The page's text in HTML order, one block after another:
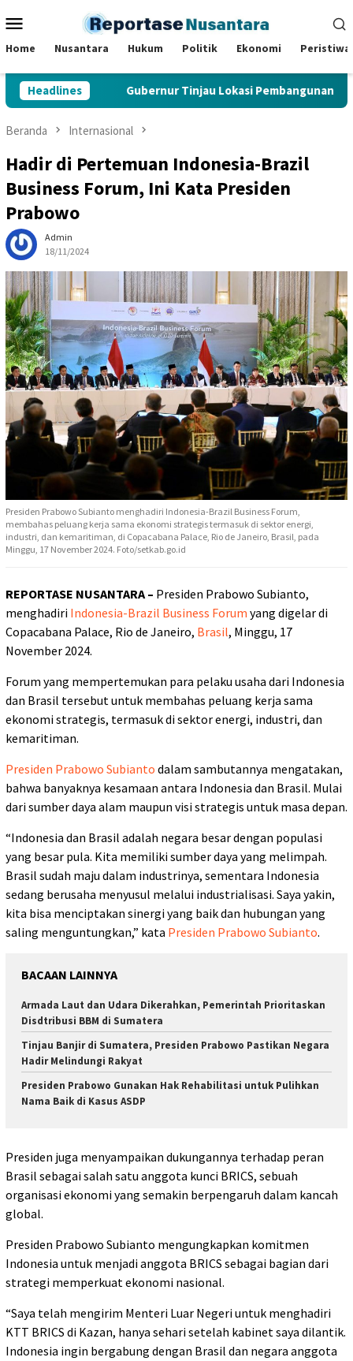
ke
Mobile
Home Nusantara Hukum Politik Ekonomi Peristiwa
Headlines Gubernur Tinjau Lokasi Pembangunan Sekolah
Beranda Internasional
Hadir di Pertemuan Indonesia-Brazil
Business Forum, Ini Kata Presiden
Prabowo
Admin
18/11/2024
Presiden Prabowo Subianto menghadiri Indonesia-Brazil Business Forum,
membahas peluang kerja sama ekonomi strategis termasuk di sektor energi,
industri, dan kemaritiman, di Copacabana Palace, Rio de Janeiro, Brasil, pada
Minggu, 17 November 2024. Foto/setkab.go.id
REPORTASE NUSANTARA – Presiden Prabowo Subianto,
menghadiri Indonesia-Brazil Business Forum yang digelar di
Copacabana Palace, Rio de Janeiro, Brasil, Minggu, 17
November 2024.
Forum yang mempertemukan para pelaku usaha dari Indonesia
dan Brasil tersebut untuk membahas peluang kerja sama
ekonomi strategis, termasuk di sektor energi, industri, dan
kemaritiman.
Presiden Prabowo Subianto dalam sambutannya mengatakan,
bahwa banyaknya kesamaan antara Indonesia dan Brasil. Mulai
dari sumber daya alam maupun visi strategis untuk masa depan.
“Indonesia dan Brasil adalah negara besar dengan populasi
yang besar pula. Kita memiliki sumber daya yang melimpah.
Brasil sudah maju dalam industrinya, sementara Indonesia
sedang berusaha menyusul melalui industrialisasi. Saya yakin,
kita bisa menciptakan sinergi yang baik dan hubungan yang
saling menguntungkan,” kata Presiden Prabowo Subianto.
BACAAN LAINNYA
Armada Laut dan Udara Dikerahkan, Pemerintah Prioritaskan
Disdtribusi BBM di Sumatera
Tinjau Banjir di Sumatera, Presiden Prabowo Pastikan Negara
Hadir Melindungi Rakyat
Presiden Prabowo Gunakan Hak Rehabilitasi untuk Pulihkan
Nama Baik di Kasus ASDP
Presiden juga menyampaikan dukungannya terhadap peran
Brasil sebagai salah satu anggota kunci BRICS, sebuah
organisasi ekonomi yang semakin berpengaruh dalam kancah
global.
Presiden Prabowo Subianto mengungkapkan komitmen
Indonesia untuk menjadi anggota BRICS sebagai bagian dari
strategi memperkuat ekonomi nasional.
“Saya telah mengirim Menteri Luar Negeri untuk menghadiri
KTT BRICS di Kazan, hanya sehari setelah kabinet saya dilantik.
Indonesia ingin bergabung dengan Brasil dan negara anggota